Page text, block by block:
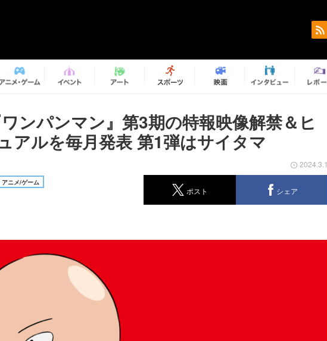
ンパンマン』第3期の特報映像解禁＆ヒ
アルを毎月発表 第1弾はサイタマ
アニメ/ゲーム
2024.3.1
ポスト シェア